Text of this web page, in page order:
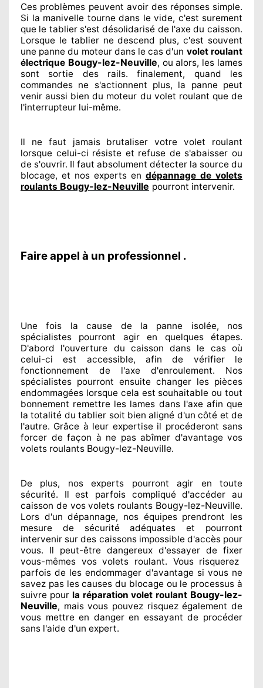
Ces problèmes peuvent avoir des réponses simple.
Si la manivelle tourne dans le vide, c'est surement
que le tablier s'est désolidarisé de l'axe du caisson.
Lorsque le tablier ne descend plus, c'est souvent
une panne du moteur dans le cas d'un volet roulant
électrique Bougy-lez-Neuville, ou alors, les lames
sont sortie des rails. finalement, quand les
commandes ne s'actionnent plus, la panne peut
venir aussi bien du moteur du volet roulant que de
l'interrupteur lui-même.
Il ne faut jamais brutaliser votre volet roulant
lorsque celui-ci résiste et refuse de s'abaisser ou
de s'ouvrir. Il faut absolument détecter la source du
blocage, et nos experts en dépannage de volets
roulants Bougy-lez-Neuville pourront intervenir.
Faire appel à un professionnel .
Une fois la cause de la panne isolée, nos
spécialistes pourront agiren quelques étapes.
D'abord l'ouverture du caisson dans le cas où
celui-ci est accessible, afin de vérifier le
fonctionnement de l'axe d'enroulement. Nos
spécialistes pourront ensuite changer les pièces
endommagées lorsque cela est souhaitable ou tout
bonnement remettre les lames dans l'axe afin que
la totalité du tablier soit bien aligné d'un côté et de
l'autre. Grâce à leur expertiseil procéderont sans
forcer de façon à ne pas abîmer d'avantage vos
volets roulants Bougy-lez-Neuville.
De plus, nos experts pourront agir en toute
sécurité. Il est parfois compliquéd'accéder au
caisson de vos volets roulants Bougy-lez-Neuville.
Lors d'un dépannage, nos équipesprendront les
mesure de sécuritéadéquates et pourront
intervenir sur des caissons impossible d'accès pour
vous. Il peut-être dangereux d'essayer de fixer
vous-mêmes vos volets roulant. Vous risquerez
parfois de les endommager d'avantage si vous ne
savez pas les causes du blocage ou le processus à
suivre pour la réparation volet roulant Bougy-lez-
Neuville, mais vous pouvez risquez également de
vous mettre en danger en essayant de procéder
sans l'aide d'un expert.